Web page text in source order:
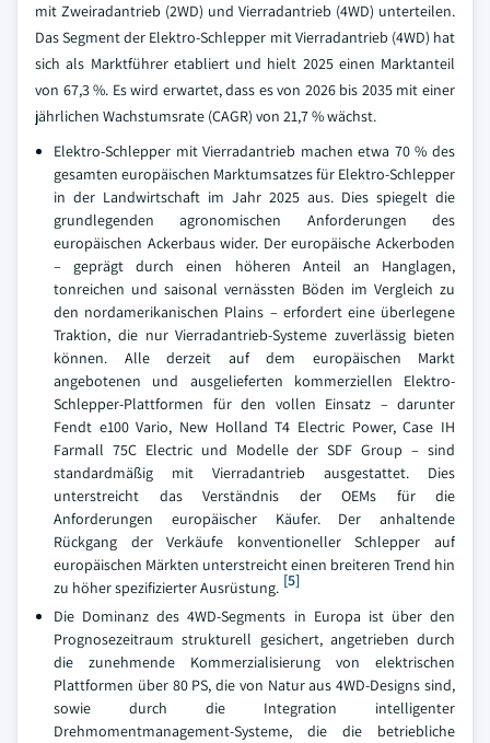
mit Zweiradantrieb (2WD) und Vierradantrieb (4WD) unterteilen.
Das Segment der Elektro-Schlepper mit Vierradantrieb (4WD) hat
sich als Marktführer etabliert und hielt 2025 einen Marktanteil
von 67,3 %. Es wird erwartet, dass es von 2026 bis 2035 mit einer
jährlichen Wachstumsrate (CAGR) von 21,7 % wächst.
Elektro-Schlepper mit Vierradantrieb machen etwa 70 % des
gesamten europäischen Marktumsatzes für Elektro-Schlepper
in der Landwirtschaft im Jahr 2025 aus. Dies spiegelt die
grundlegenden agronomischen Anforderungen des
europäischen Ackerbaus wider. Der europäische Ackerboden
– geprägt durch einen höheren Anteil an Hanglagen,
tonreichen und saisonal vernässten Böden im Vergleich zu
den nordamerikanischen Plains – erfordert eine überlegene
Traktion, die nur Vierradantrieb-Systeme zuverlässig bieten
können. Alle derzeit auf dem europäischen Markt
angebotenen und ausgelieferten kommerziellen Elektro-
Schlepper-Plattformen für den vollen Einsatz – darunter
Fendt e100 Vario, New Holland T4 Electric Power, Case IH
Farmall 75C Electric und Modelle der SDF Group – sind
standardmäßig mit Vierradantrieb ausgestattet. Dies
unterstreicht das Verständnis der OEMs für die
Anforderungen europäischer Käufer. Der anhaltende
Rückgang der Verkäufe konventioneller Schlepper auf
europäischen Märkten unterstreicht einen breiteren Trend hin
zu höher spezifizierter Ausrüstung. [5]
Die Dominanz des 4WD-Segments in Europa ist über den
Prognosezeitraum strukturell gesichert, angetrieben durch
die zunehmende Kommerzialisierung von elektrischen
Plattformen über 80 PS, die von Natur aus 4WD-Designs sind,
sowie durch die Integration intelligenter
Drehmomentmanagement-Systeme, die die betriebliche